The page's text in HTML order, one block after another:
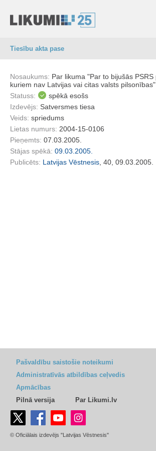
Tiesību akta pase
Nosaukums: Par likuma "Par to bijušās PSRS
kuriem nav Latvijas vai citas valsts pilsonības"
Statuss:
spēkā esošs
Izdevējs: Satversmes tiesa
Veids: spriedums
Lietas numurs: 2004-15-0106
Pieņemts: 07.03.2005.
Stājas spēkā: 09.03.2005.
Publicēts: Latvijas Vēstnesis , 40, 09.03.2005.
Pašvaldību saistošie noteikumi
Administratīvās atbildības ceļvedis
Apmācības
Pilnā versija
Par Likumi.lv
© Oficiālais izdevējs "Latvijas Vēstnesis"